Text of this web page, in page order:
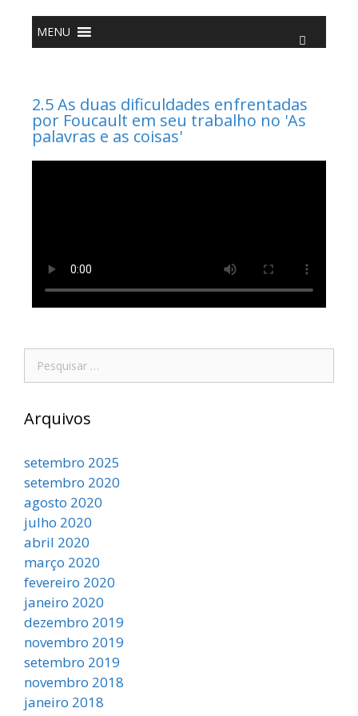
conteúdo
MENU
2.5 As duas dificuldades enfrentadas
por Foucault em seu trabalho no 'As
palavras e as coisas'
Arquivos
setembro 2025
setembro 2020
agosto 2020
julho 2020
abril 2020
março 2020
fevereiro 2020
janeiro 2020
dezembro 2019
novembro 2019
setembro 2019
novembro 2018
janeiro 2018